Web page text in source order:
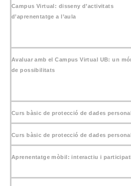
Campus Virtual: disseny d’activitats
d’aprenentatge a l’aula
Avaluar amb el Campus Virtual UB: un
de possibilitats
Curs bàsic de protecció de dades
Curs bàsic de protecció de dades
Aprenentatge mòbil: interactiu i